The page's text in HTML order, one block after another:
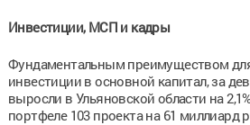
Инвестиции, МСП и кадры
Фундаментальным преимуществом
инвестиции в основной капитал, за
выросли в Ульяновской области на
портфеле 103 проекта на 61 миллиард